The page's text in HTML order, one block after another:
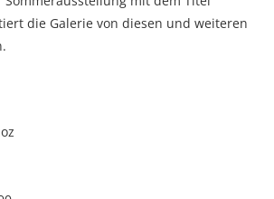
die Galerie von diesen und weiteren